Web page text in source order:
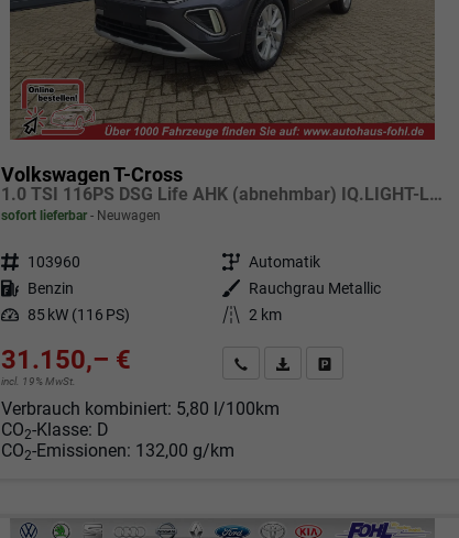
Volkswagen T-Cross
1.0 TSI 116PS DSG Life AHK (abnehmbar) IQ.LIGHT-LED-Matrix Sitzheizung Rückf.Kamera Klimaautomatik Abstandstempomat Apple CarPlay Android Auto
sofort lieferbar Neuwagen
Fahrzeugnr. 103960 Getriebe Automatik
Kraftstoff Benzin Außenfarbe
Rauchgrau Metallic
Leistung 85 kW (116 PS) Kilometerstand 2 km
31.150,– €
incl. 19% MwSt.
Angebot anfordern
Fahrzeugexpose (PDF)
Verbrauch kombiniert: 5,80 l/100km
CO2-Klasse: D
CO2-Emissionen: 132,00 g/km